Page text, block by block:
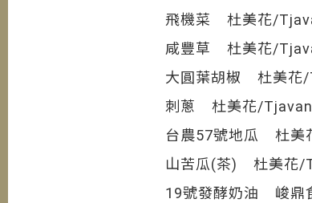
飛機菜 杜美花/
咸豐草 杜美花/
大圓葉胡椒 杜美花
刺蔥 杜美花/
台農57號地瓜 杜
山苦瓜(茶) 杜美花/
19號發酵奶油 峻鼎